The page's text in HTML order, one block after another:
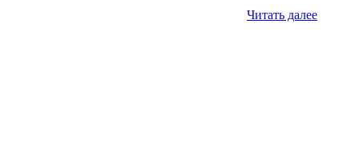
Читать далее